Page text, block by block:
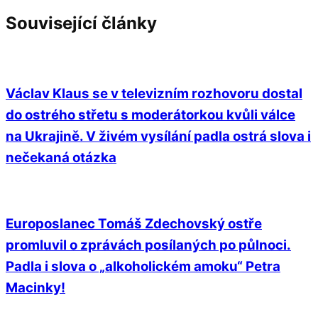
Související články
Václav Klaus se v televizním rozhovoru dostal
do ostrého střetu s moderátorkou kvůli válce
na Ukrajině. V živém vysílání padla ostrá slova i
nečekaná otázka
Europoslanec Tomáš Zdechovský ostře
promluvil o zprávách posílaných po půlnoci.
Padla i slova o „alkoholickém amoku“ Petra
Macinky!